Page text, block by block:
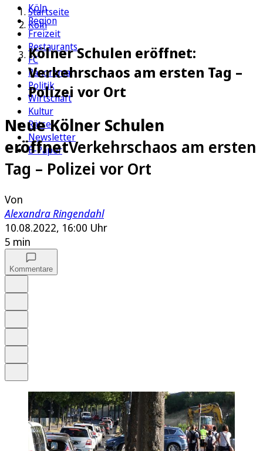
Köln
Region
Freizeit
Restaurants
FC
Panorama
Politik
Wirtschaft
Kultur
Rätsel
Newsletter
E-Paper
Startseite
Köln
Kölner Schulen eröffnet:
Verkehrschaos am ersten Tag –
Polizei vor Ort
Neue Kölner Schulen
eröffnetVerkehrschaos am ersten
Tag – Polizei vor Ort
Von
Alexandra Ringendahl
10.08.2022, 16:00 Uhr
5 min
Kommentare